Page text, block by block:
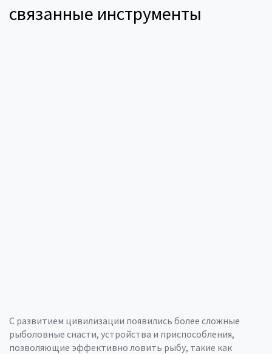
связанные инструменты
С развитием цивилизации появились более сложные
рыболовные снасти, устройства и приспособления,
позволяющие эффективно ловить рыбу, такие как